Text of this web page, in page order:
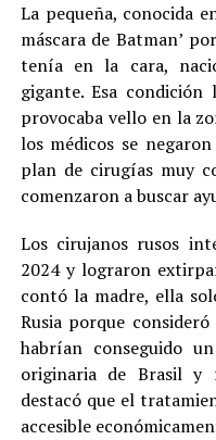
La pequeña, conocida
máscara de Batman’
tenía en la cara,
gigante. Esa
provocaba vello en la
los médicos se
plan de cirugías muy
comenzaron a buscar
Los cirujanos rusos
2024 y lograron
contó la madre, ella
Rusia porque
habrían conseguido
originaria de Brasil y
destacó que el
accesible